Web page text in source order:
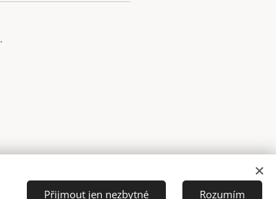
.
Přijmout jen nezbytné Rozumím